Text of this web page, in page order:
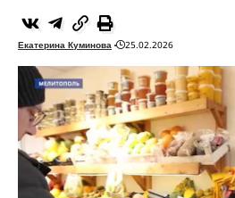
Екатерина Куминова 25.02.2026